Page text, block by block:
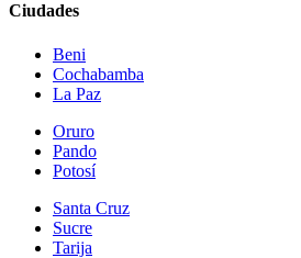
Ciudades
Beni
Cochabamba
La Paz
Oruro
Pando
Potosí
Santa Cruz
Sucre
Tarija